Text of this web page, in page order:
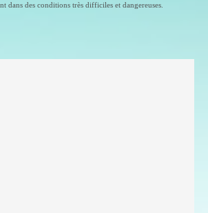
dans des conditions très difficiles et dangereuses.